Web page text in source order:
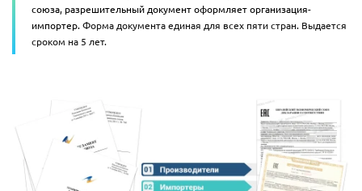
союза, разрешительный документ оформляет организация-
импортер.Форма документа единая для всех пяти стран. Выдается
сроком на 5 лет.